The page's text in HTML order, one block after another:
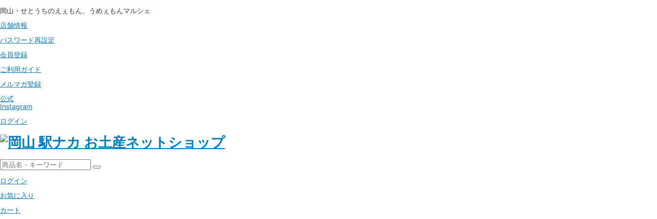
岡山・せとうちのえぇもん、うめぇもんマルシェ
店舗情報
パスワード再設定
会員登録
ご利用ガイド
メルマガ登録
公式
Instagram
ログイン
ログイン
お気に入り
カート